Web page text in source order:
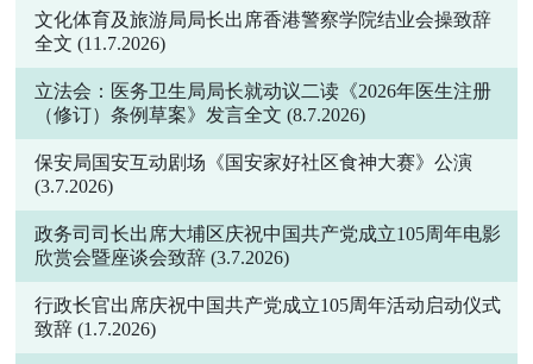
文化体育及旅游局局长出席香港警察学院结业会操致辞
全文 (11.7.2026)
立法会：医务卫生局局长就动议二读《2026年医生注册
（修订）条例草案》发言全文 (8.7.2026)
保安局国安互动剧场《国安家好社区食神大赛》公演
(3.7.2026)
政务司司长出席大埔区庆祝中国共产党成立105周年电影
欣赏会暨座谈会致辞 (3.7.2026)
行政长官出席庆祝中国共产党成立105周年活动启动仪式
致辞 (1.7.2026)